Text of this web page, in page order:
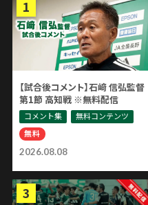
2026.08.08
【試合後コメント】石﨑 信弘監督
第1節 高知戦 ※無料配信
コメント集
無料コンテンツ
無料